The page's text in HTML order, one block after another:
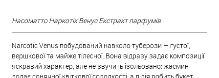
Насоматто Наркотік Венус Екстракт парфумів
Narcotic Venus побудований навколо туберози — густої,
вершкової та майже тілесної. Вона відразу задає композиції
яскравий характер, але не звучить ізольовано: жасмин